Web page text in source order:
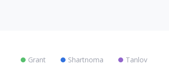
Grant Shartnoma Tanlov